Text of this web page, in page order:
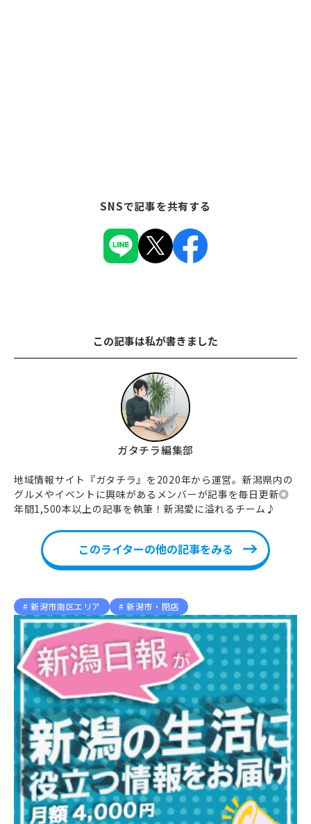
SNSで記事を共有する
この記事は私が書きました
ガタチラ編集部
地域情報サイト『ガタチラ』を2020年から運営。新潟県内の
グルメやイベントに興味があるメンバーが記事を毎日更新◎
年間1,500本以上の記事を執筆！新潟愛に溢れるチーム♪
このライターの他の記事をみる
新潟市南区エリア 新潟市・閉店